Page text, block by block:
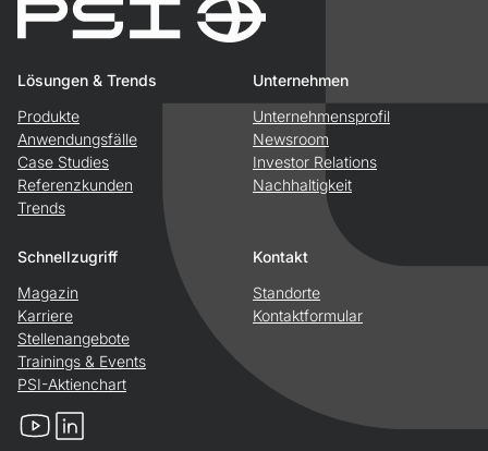
Lösungen & Trends
Produkte
Anwendungsfälle
Case Studies
Referenzkunden
Trends
Unternehmen
Unternehmensprofil
Newsroom
Investor Relations
Nachhaltigkeit
Schnellzugriff
Magazin
Karriere
Stellenangebote
Trainings & Events
PSI-Aktienchart
Kontakt
Standorte
Kontaktformular
YouTubeLinkedIn